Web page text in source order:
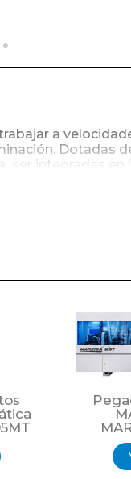
a
Dotadas
ser integradas en
hotmelt,
de